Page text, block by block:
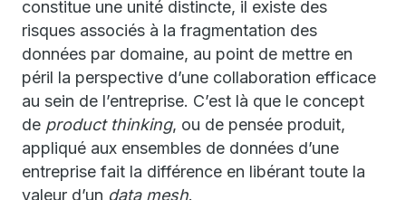
constitue une unité distincte, il existe des
risques associés à la fragmentation des
données par domaine, au point de mettre en
péril la perspective d’une collaboration efficace
au sein de l’entreprise. C’est là que le concept
de product thinking, ou de pensée produit,
appliqué aux ensembles de données d’une
entreprise fait la différence en libérant toute la
valeur d’un data mesh.